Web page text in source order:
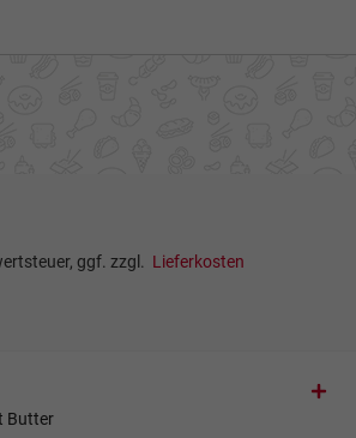
ggf. zzgl. Lieferkosten
Butter